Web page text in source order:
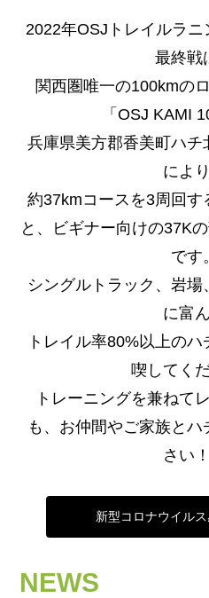
2022年OSJトレイルラ
最終戦
関西圏唯一の100kmの
「OSJ KAMI
兵庫県美方郡香美町ハチ
により
約37kmコースを3周回す
と、ビギナー向けの37K
です。
シングルトラック、岩
に富
トレイル率80%以上の
喫してくだ
トレーニングを兼ねて
も、お仲間やご家族と
さい！
新型コロナウイル
NEWS